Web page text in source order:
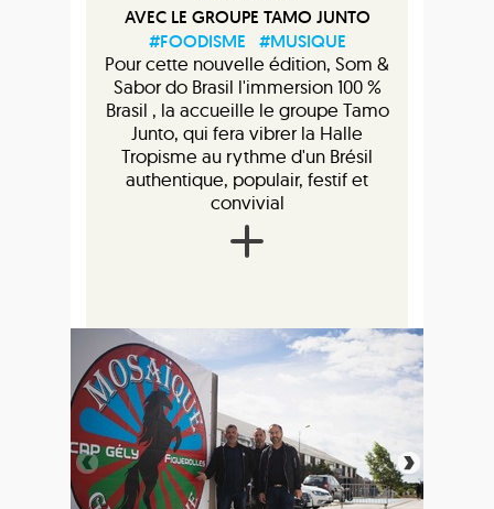
AVEC LE GROUPE TAMO JUNTO
#FOODISME
#MUSIQUE
Pour cette nouvelle édition, Som &
Sabor do Brasil l'immersion 100 %
Brasil , la accueille le groupe Tamo
Junto, qui fera vibrer la Halle
Tropisme au rythme d'un Brésil
authentique, populair, festif et
convivial